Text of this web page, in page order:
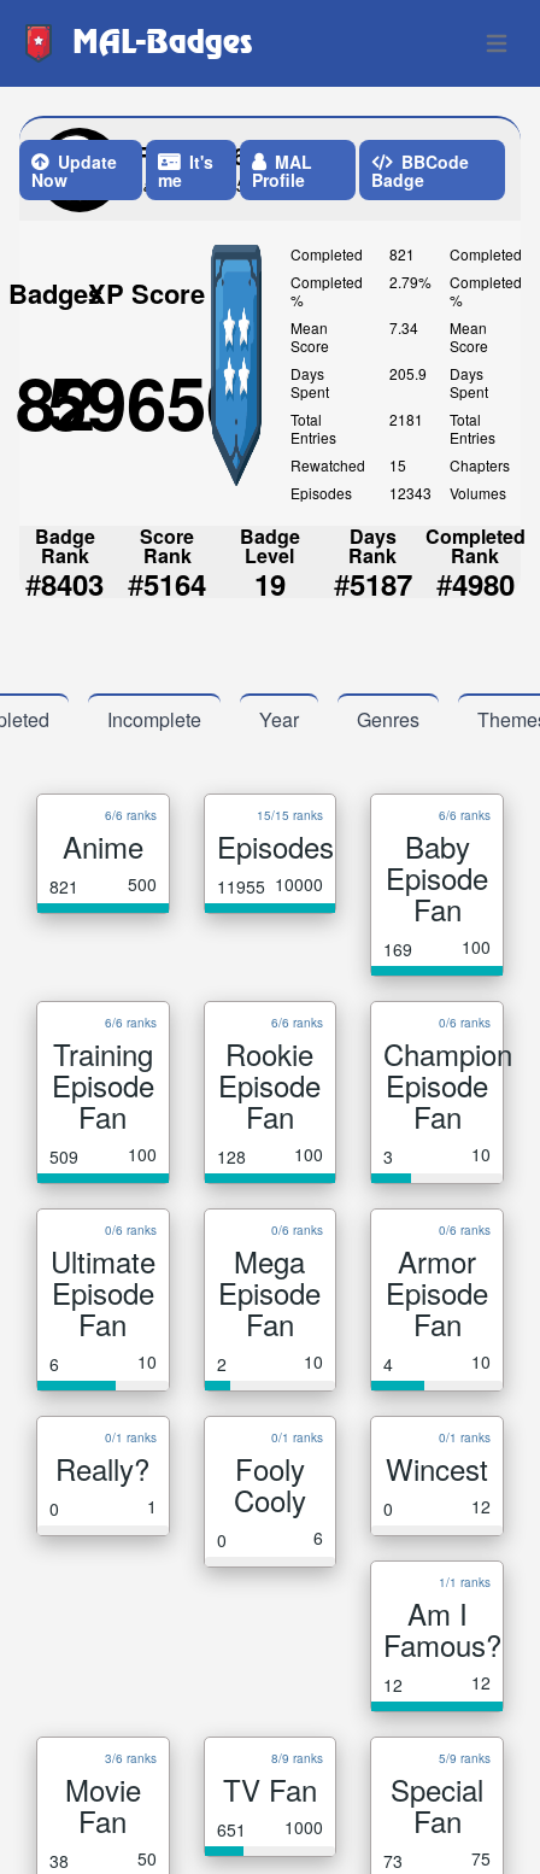
MAL-Badges Open
Firefly176
Last Update: 5 Months ago
Update
Now
It's
me
MAL
Profile
BBCode
Badge
Badges
82
XP Score
59650
Completed
821
Completed
%
2.79%
Mean
Score
7.34
Days
Spent
205.9
Total
Entries
2181
Rewatched
15
Episodes
12343
Completed
Completed
%
Mean
Score
Days
Spent
Total
Entries
Chapters
Volumes
Badge
Rank
#8403
Score
Rank
#5164
Badge
Level
19
Days
Rank
#5187
Completed
Rank
#4980
Incomplete Year Genres
6/6 ranks
Anime
821 500
15/15 ranks
Episodes
11955 10000
6/6 ranks
Baby
Episode
Fan
169 100
6/6 ranks
Training
Episode
Fan
509 100
6/6 ranks
Rookie
Episode
Fan
128 100
0/6 ranks
Champion
Episode
Fan
3 10
0/6 ranks
Ultimate
Episode
Fan
6 10
0/6 ranks
Mega
Episode
Fan
2 10
0/6 ranks
Armor
Episode
Fan
4 10
0/1 ranks
Really?
0 1
0/1 ranks
Fooly
Cooly
0 6
0/1 ranks
Wincest
0 12
1/1 ranks
Am I
Famous?
12 12
3/6 ranks
Movie
Fan
38 50
8/9 ranks
TV Fan
651 1000
5/9 ranks
Special
Fan
73 75